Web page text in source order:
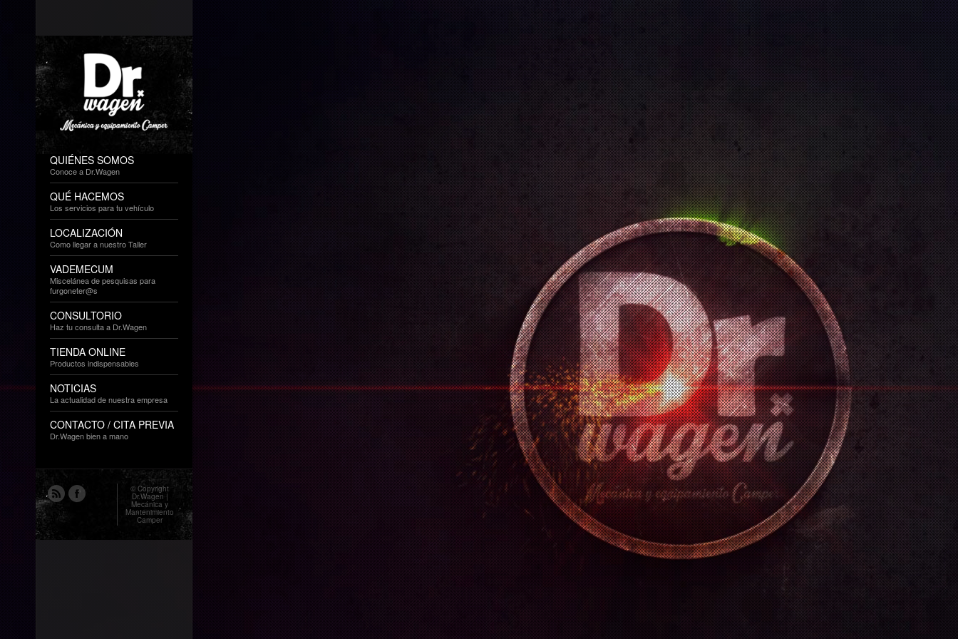
QUIÉNES SOMOS
Conoce a Dr.Wagen
QUÉ HACEMOS
Los servicios para tu vehículo
LOCALIZACIÓN
Como llegar a nuestro Taller
VADEMECUM
Miscelánea de pesquisas para
furgoneter@s
CONSULTORIO
Haz tu consulta a Dr.Wagen
TIENDA ONLINE
Productos indispensables
NOTICIAS
La actualidad de nuestra empresa
CONTACTO / CITA PREVIA
Dr.Wagen bien a mano
© Copyright
Dr.Wagen |
Mecánica y
Mantenimiento
Camper